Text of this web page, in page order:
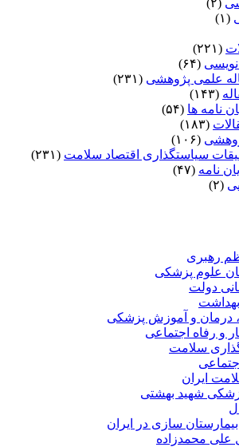
(۲)
(۱)
(۲۲۱)
نویسی (۶۴)
علمی پژوهشی (۲۳۱)
(۱۴۳)
نامه ها (۵۴)
(۱۸۳)
(۱۰۶)
سیاستگذاری اقتصاد سلامت (۲۳۱)
نامه (۴۷)
(۲)
رهبری
علوم پزشکی
دولت
درمان و آموزش پزشکی
و رفاه اجتماعی
سلامت
ایران
شهید بهشتی
سازی در ایران
علی محمدزاده